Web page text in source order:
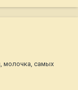
молочка, самых